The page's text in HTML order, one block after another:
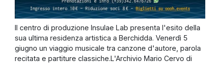
Il centro di produzione Insulae Lab presenta l'esito della
sua ultima residenza artistica a Berchidda. Venerdì 5
giugno un viaggio musicale tra canzone d'autore, parola
recitata e partiture classiche.L'Archivio Mario Cervo di